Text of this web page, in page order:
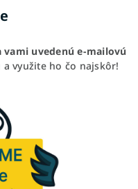
uvedenú e-mailovú
využite ho čo najskôr!